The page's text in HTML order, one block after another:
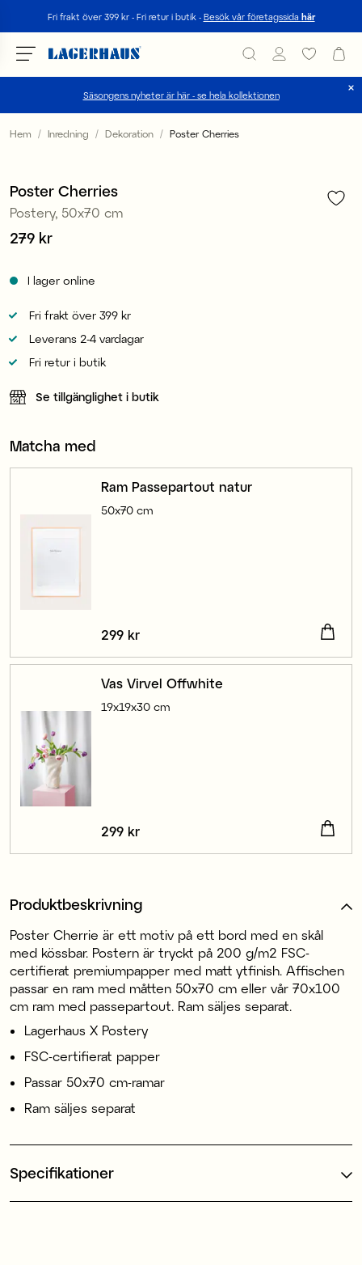
Fri frakt över 399 kr - Fri retur i butik - Besök vår företagssida här
Säsongens nyheter är här - se hela kollektionen
Välj språk / valuta
FI / EUR
Hem Inredning Dekoration
Poster Cherries
Poster Cherries
Postery, 50x70 cm
Pris :279 kr
279 kr
I lager online
Fri frakt över 399 kr
Leverans 2-4 vardagar
Fri retur i butik
Se tillgänglighet i butik
Matcha med
Ram Passepartout natur
50x70 cm
Pris :299 kr
299 kr
Vas Virvel Offwhite
19x19x30 cm
Pris :299 kr
299 kr
Produktbeskrivning
Poster Cherrie är ett motiv på ett bord med en skål
med kössbar. Postern är tryckt på 200 g/m2 FSC-
certifierat premiumpapper med matt ytfinish. Affischen
passar en ram med måtten 50x70 cm eller vår 70x100
cm ram med passepartout. Ram säljes separat.
Lagerhaus X Postery
FSC-certifierat papper
Passar 50x70 cm-ramar
Ram säljes separat
Specifikationer